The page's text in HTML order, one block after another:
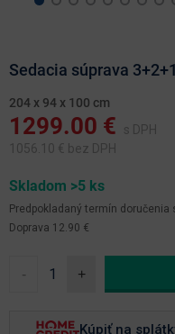
Sedacia súprava
204 x 94 x 100 cm
1299.00 €
s DPH
1056.10 € bez DPH
Skladom >5 ks
Predpokladaný termín doručenia
Doprava 12.90 €
- +
Kúpiť na